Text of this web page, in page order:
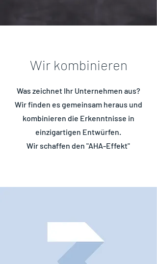
Wir kombinieren
Was zeichnet Ihr Unternehmen aus?
Wir finden es gemeinsam heraus und
kombinieren die Erkenntnisse in
einzigartigen Entwürfen.
Wir schaffen den "AHA-Effekt"